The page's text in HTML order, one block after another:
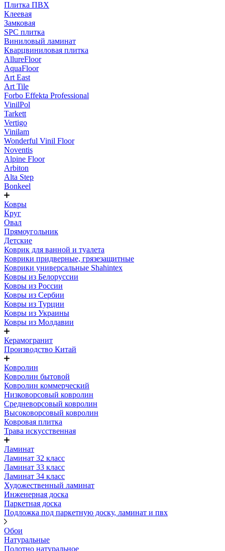
Плитка ПВХ
Клеевая
Замковая
SPC плитка
Виниловый ламинат
Кварцвиниловая плитка
AllureFloor
AquaFloor
Art East
Art Tile
Forbo Effekta Professional
VinilPol
Tarkett
Vertigo
Vinilam
Wonderful Vinil Floor
Noventis
Alpine Floor
Arbiton
Alta Step
Bonkeel
Ковры
Круг
Овал
Прямоугольник
Детские
Коврик для ванной и туалета
Коврики придверные, грязезащитные
Коврики универсальные Shahintex
Ковры из Белоруссии
Ковры из России
Ковры из Сербии
Ковры из Турции
Ковры из Украины
Ковры из Молдавии
Керамогранит
Производство Китай
Ковролин
Ковролин бытовой
Ковролин коммерческий
Низковорсовый ковролин
Средневорсовый ковролин
Высоковорсовый ковролин
Ковровая плитка
Трава искусственная
Ламинат
Ламинат 32 класс
Ламинат 33 класс
Ламинат 34 класс
Художественный ламинат
Инженерная доска
Паркетная доска
Подложка под паркетную доску, ламинат и пвх
Обои
Натуральные
Полотно натуральное